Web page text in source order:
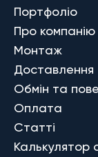
Портфоліо
Про компанію
Монтаж
Доставлення
Обмін та
Оплата
Статті
Калькулятор